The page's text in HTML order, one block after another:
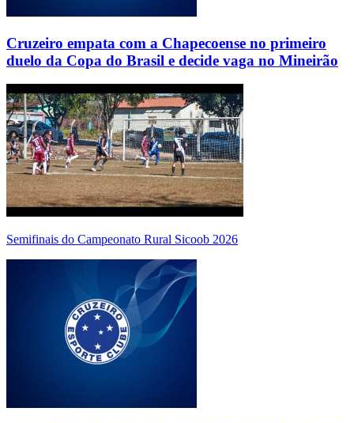
Cruzeiro empata com a Chapecoense no primeiro
duelo da Copa do Brasil e decide vaga no Mineirão
Semifinais do Campeonato Rural Sicoob 2026